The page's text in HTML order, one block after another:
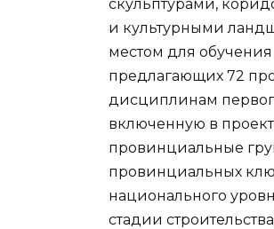
скульптурами,
и культурными
местом для
предлагающих 72
дисциплинам
включенную в
провинциальные
провинциальных
национального
стадии